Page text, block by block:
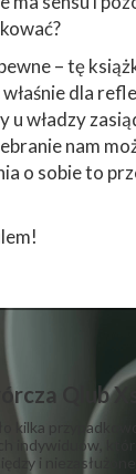
rozumieć
w
kodu
wyjście? A
ma sensu i
– tę
dla
u władzy